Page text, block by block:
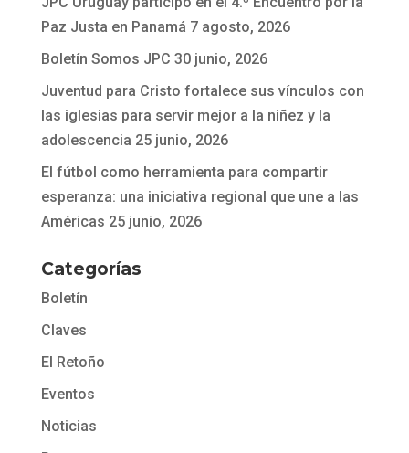
Paz Justa en Panamá 7 agosto, 2026
Boletín Somos JPC 30 junio, 2026
Juventud para Cristo fortalece sus vínculos con
las iglesias para servir mejor a la niñez y la
adolescencia 25 junio, 2026
El fútbol como herramienta para compartir
esperanza: una iniciativa regional que une a las
Américas 25 junio, 2026
Categorías
Boletín
Claves
El Retoño
Eventos
Noticias